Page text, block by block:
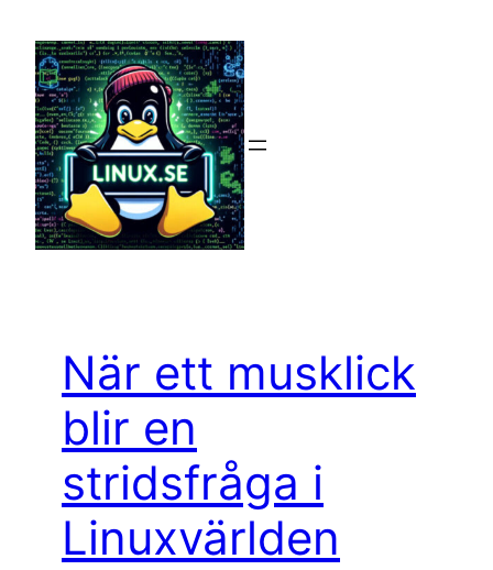
innehåll
När ett musklick
blir en
stridsfråga i
Linuxvärlden